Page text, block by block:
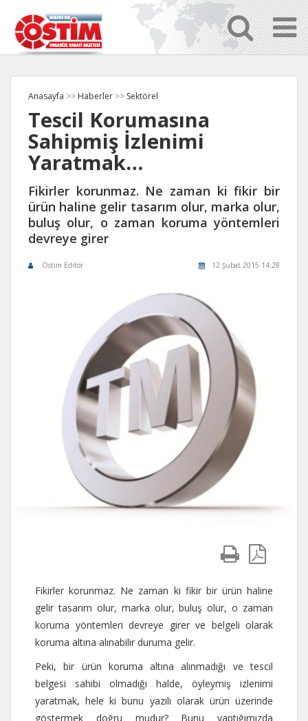
Anasayfa >> Haberler >> Sektörel
Tescil Korumasına
Sahipmiş İzlenimi
Yaratmak…
Fikirler korunmaz. Ne zaman ki fikir bir
ürün haline gelir tasarım olur, marka olur,
buluş olur, o zaman koruma yöntemleri
devreye girer
Ostim Editör 12 Şubat 2015 14:28
Fikirler korunmaz. Ne zaman ki fikir bir ürün haline
gelir tasarım olur, marka olur, buluş olur, o zaman
koruma yöntemleri devreye girer ve belgeli olarak
koruma altına alınabilir duruma gelir.
Peki, bir ürün koruma altına alınmadığı ve tescil
belgesi sahibi olmadığı halde, öyleymiş izlenimi
yaratmak, hele ki bunu yazılı olarak ürün üzerinde
göstermek doğru mudur? Bunu yaptığımızda